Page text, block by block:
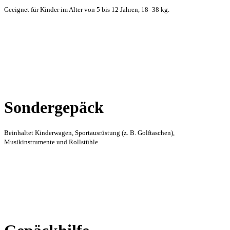
Geeignet für Kinder im Alter von 5 bis 12 Jahren, 18–38 kg.
Sondergepäck
Beinhaltet Kinderwagen, Sportausrüstung (z. B. Golftaschen),
Musikinstrumente und Rollstühle.